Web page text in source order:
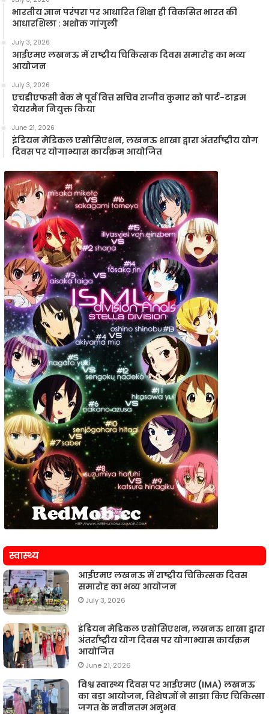
भारतीय ज्ञान परंपरा पर आधारित शिक्षा ही विकसित भारत की
आधारशिला : अशोक गांगुली
July 3, 2026
आईएमए लखनऊ में राष्ट्रीय चिकित्सक दिवस समारोह का भव्य
आयोजन
July 3, 2026
एचडीएफसी बैंक ने पूर्व वित्त सचिव राजीव कुमार को पार्ट-टाइम
चेयरमैन नियुक्त किया
June 21, 2026
इंडियन मेडिकल एसोसिएशन, लखनऊ शाखा द्वारा अंतर्राष्ट्रीय योग
दिवस पर योगाभ्यास कार्यक्रम आयोजित
स्वास्थ्य
आईएमए लखनऊ में राष्ट्रीय चिकित्सक दिवस
समारोह का भव्य आयोजन
July 3, 2026
इंडियन मेडिकल एसोसिएशन, लखनऊ शाखा द्वारा
अंतर्राष्ट्रीय योग दिवस पर योगाभ्यास कार्यक्रम
आयोजित
June 21, 2026
विश्व स्वास्थ्य दिवस पर आईएमए (IMA) लखनऊ
का बड़ा आयोजन, विशेषज्ञों ने साझा किए चिकित्सा
जगत के नवीनतम अनुभव